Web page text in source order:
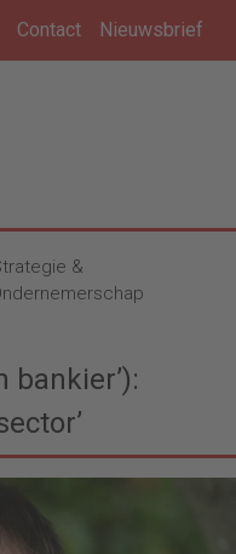
Contact Nieuwsbrief
&
bankier’):